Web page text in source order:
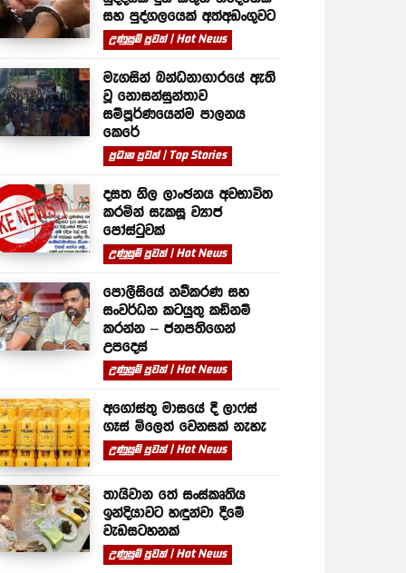
සහ පුද්ගලයෙක් අත්අඩංගුවට
උණුසුම් පුවත් | Hot News
මැගසින් බන්ධනාගාරයේ ඇති
වූ නොසන්සුන්තාව
සම්පූර්ණයෙන්ම පාලනය
කෙරේ
ප්‍රධාන පුවත් | Top Stories
දසත නිල ලාංඡනය අවභාවිත
කරමින් සැකසූ ව්‍යාජ
පෝස්ටුවක්
උණුසුම් පුවත් | Hot News
පොලීසියේ නවීකරණ සහ
සංවර්ධන කටයුතු කඩිනම්
කරන්න – ජනපතිගෙන්
උපදෙස්
උණුසුම් පුවත් | Hot News
අගෝස්තු මාසයේ දී ලාෆ්ස්
ගෑස් මිලෙත් වෙනසක් නැහැ
උණුසුම් පුවත් | Hot News
තායිවාන තේ සංස්කෘතිය
ඉන්දියාවට හඳුන්වා දීමේ
වැඩසටහනක්
උණුසුම් පුවත් | Hot News